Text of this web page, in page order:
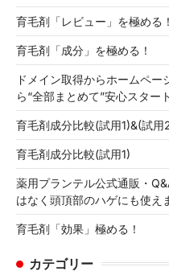
育毛剤「レビュー」を極める！
育毛剤「成分」を極める！
ドメイン取得からホームペ
ら“全部まとめて”安心スタート
育毛剤成分比較(試用1)&(試用
育毛剤成分比較(試用1)
薬用プランテル公式通販・
はなく頭頂部のハゲにも使え
育毛剤「効果」極める！
カテゴリー